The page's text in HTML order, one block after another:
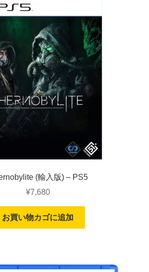
(輸入版) – PS5
¥7,680
お買い物カゴに追加